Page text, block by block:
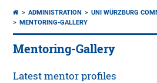
ADMINISTRATION UNI WÜRZBURG
MENTORING-GALLERY
Mentoring-Gallery
Latest mentor profiles